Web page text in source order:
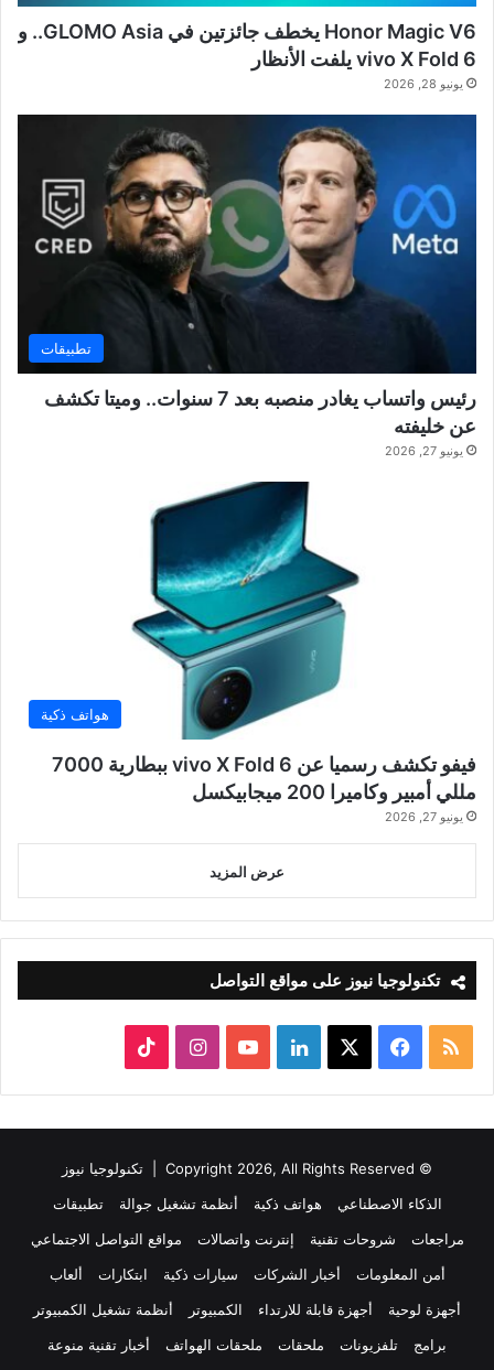
Honor Magic V6 يخطف جائزتين في GLOMO Asia.. و
vivo X Fold 6 يلفت الأنظار
يونيو 28, 2026
تطبيقات
رئيس واتساب يغادر منصبه بعد 7 سنوات.. وميتا تكشف
عن خليفته
يونيو 27, 2026
هواتف ذكية
فيفو تكشف رسميا عن vivo X Fold 6 ببطارية 7000
مللي أمبير وكاميرا 200 ميجابيكسل
يونيو 27, 2026
عرض المزيد
تكنولوجيا نيوز على مواقع التواصل
ملخص
الموقع
RSS
فيسبوك لينكدإن‫YouTubeانستقرام
© Copyright 2026, All Rights Reserved |
تكنولوجيا نيوز
الذكاء الاصطناعي
هواتف ذكية أنظمة تشغيل جوالة
تطبيقات
مراجعات
شروحات تقنية إنترنت واتصالات
مواقع التواصل الاجتماعي
أمن المعلومات
أخبار الشركات سيارات ذكية ابتكارات
ألعاب
أجهزة لوحية
أجهزة قابلة للارتداء الكمبيوتر
أنظمة تشغيل الكمبيوتر
برامج
تلفزيونات ملحقات ملحقات الهواتف أخبار تقنية منوعة